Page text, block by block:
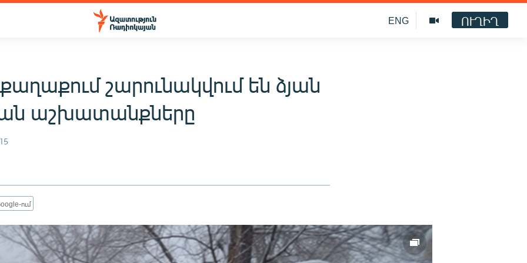
ENG ՈՒՂԻՂ
շարունակվում են ձյան
աշխատանքները
ում